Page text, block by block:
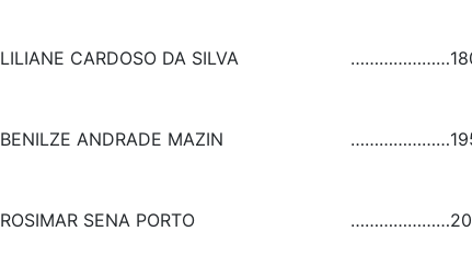
LILIANE CARDOSO DA SILVA …………………
BENILZE ANDRADE MAZIN …………………
ROSIMAR SENA PORTO …………………